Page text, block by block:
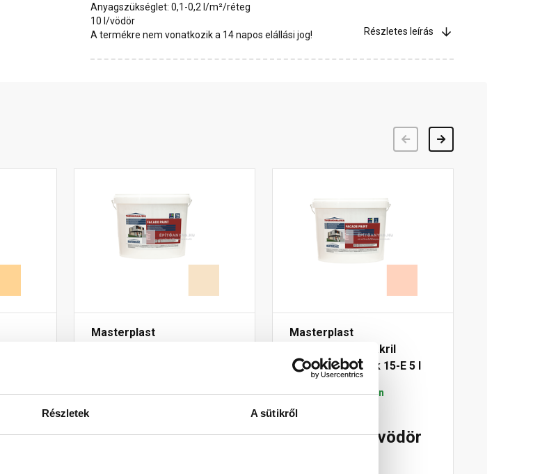
Részletek A sütikről
Anyagszükséglet: 0,1-0,2 l/m²/réteg
10 l/vödör
A termékre nem vonatkozik a 14 napos elállási jog!
Részletes leírás
Masterplast
Gyártói készleten
54 875 Ft/ db
Masterplast
Thermomaster akril
homlokzatfesték 15-E 5 l
Gyártói készleten
18 910 Ft/ vödör